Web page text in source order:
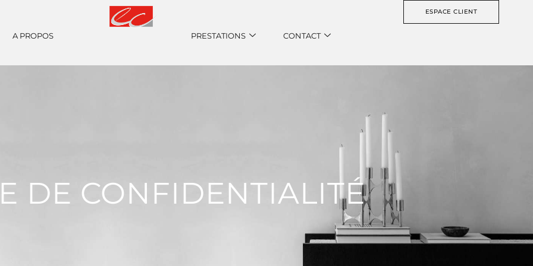
A PROPOS PRESTATIONS CONTACT
ESPACE CLIENT
DE CONFIDENTIALITÉ